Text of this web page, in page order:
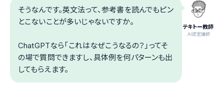
テキトー教師
.AI認定講師
そうなんです。英文法って、参考書を読んでもピン
とこないことが多いじゃないですか。
ChatGPTなら「これはなぜこうなるの？」ってそ
の場で質問できますし、具体例を何パターンも出
してもらえます。